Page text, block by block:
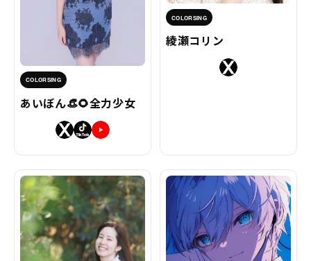
COLORSING
あいぼん👒🌻全力少女
COLORSING
綾瀬コリン